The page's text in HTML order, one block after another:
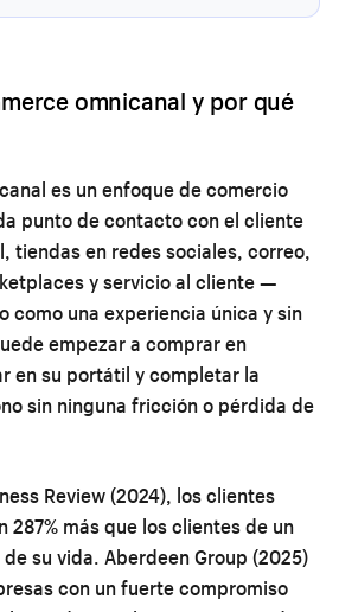
omnicanal y por qué
es un enfoque de comercio
punto de contacto con el cliente
tiendas en redes sociales, correo,
y servicio al cliente —
como una experiencia única y sin
empezar a comprar en
en su portátil y completar la
sin ninguna fricción o pérdida de
Review (2024), los clientes
287% más que los clientes de un
su vida. Aberdeen Group (2025)
con un fuerte compromiso